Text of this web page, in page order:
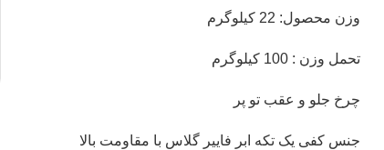
وزن محصول: 22 کیلوگرم
تحمل وزن : 100 کیلوگرم
چرخ جلو و عقب تو پر
جنس کفی یک تکه ابر فاییر گلاس با مقاومت بالا